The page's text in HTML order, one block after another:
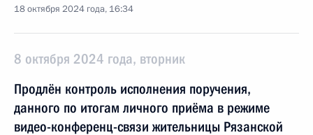
18 октября 2024 года, 16:34
8 октября 2024 года, вторник
Продлён контроль исполнения поручения,
данного по итогам личного приёма в режиме
видео-конференц-связи жительницы Рязанской